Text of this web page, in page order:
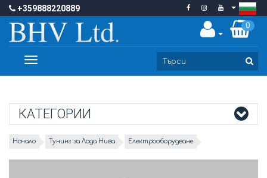
+359888220889
0
Toggle
КАТЕГОРИИ
Начало Тунинг за Лада Нива Електрооборудване